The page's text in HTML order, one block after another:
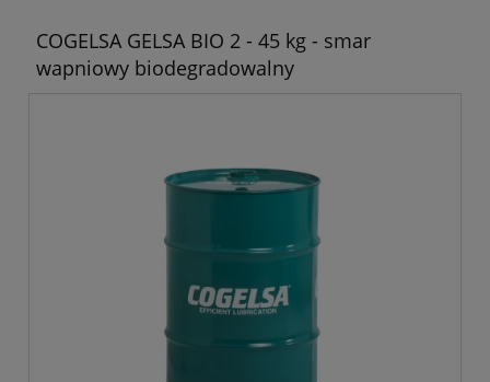
COGELSA GELSA BIO 2 - 45 kg - smar
wapniowy biodegradowalny